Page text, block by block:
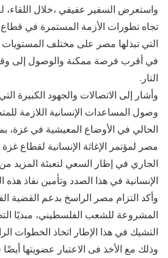
واستعرض السفير عفيفي ،خلال
تجاه تطورات الأزمة المستمرة في قطاع
التي تبذلها مصر على مختلف المستويات
في أقرب فرصة ممكنة والوصول إلى
النار.
وأشار إلى الاتصالات والجهود الكبيرة
وصول المساعدات الإنسانية اللازمة
الحالي في الأوضاع المعيشية في غزة،
مصر لمؤتمر الإغاثة الإنسانية لقطاع
الجاري في إطار السعي لتعبئة المزيد
الإنسانية في هذا الصدد وتأمين نفاذ
وأكد التزام مصر الراسخ بدعم القضية
المشروعة للشعب الفلسطيني، مبديًا
التشيك في هذا الإطار اتخاذ الخطوات
وذلك مع الأخذ فى الاعتبار عضويتها أيضًا